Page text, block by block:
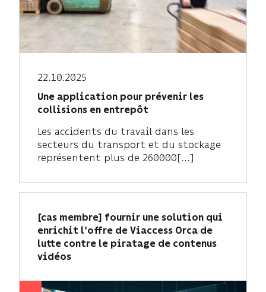
22.10.2025
Une application pour prévenir les
collisions en entrepôt
Les accidents du travail dans les
secteurs du transport et du stockage
représentent plus de 260000[...]
[cas membre] fournir une solution qui
enrichit l'offre de Viaccess Orca de
lutte contre le piratage de contenus
vidéos